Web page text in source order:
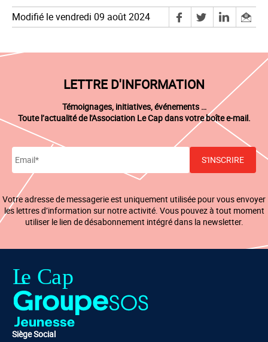
Modifié le vendredi 09 août 2024
LETTRE D'INFORMATION
Témoignages, initiatives, événements …
Toute l’actualité de l'Association Le Cap dans votre boîte e-mail.
Votre adresse de messagerie est uniquement utilisée pour vous envoyer
les lettres d’information sur notre activité. Vous pouvez à tout moment
utiliser le lien de désabonnement intégré dans la newsletter.
Siège Social